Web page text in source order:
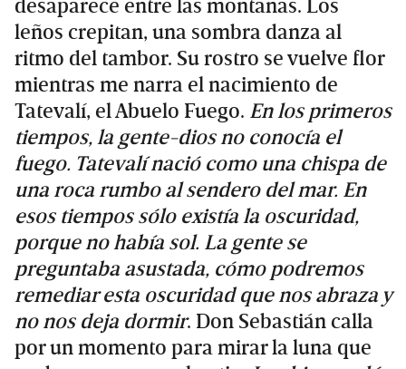
desaparece entre las montañas. Los
leños crepitan, una sombra danza al
ritmo del tambor. Su rostro se vuelve flor
mientras me narra el nacimiento de
Tatevalí, el Abuelo Fuego. En los primeros
tiempos, la gente-dios no conocía el
fuego. Tatevalí nació como una chispa de
una roca rumbo al sendero del mar. En
esos tiempos sólo existía la oscuridad,
porque no había sol. La gente se
preguntaba asustada, cómo podremos
remediar esta oscuridad que nos abraza y
no nos deja dormir. Don Sebastián calla
por un momento para mirar la luna que